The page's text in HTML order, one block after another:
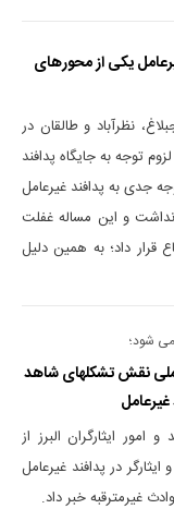
یکی از محورهای
نظرآباد و طالقان در
توجه به جایگاه پدافند
جدی به پدافند غیرعامل
نداشت و این مساله غفلت
داد؛ به همین دلیل
می شود؛
نقش تشکلهای شاهد
غیرعامل
امور ایثارگران البرز از
در پدافند غیرعامل
غیرمترقبه خبر داد.